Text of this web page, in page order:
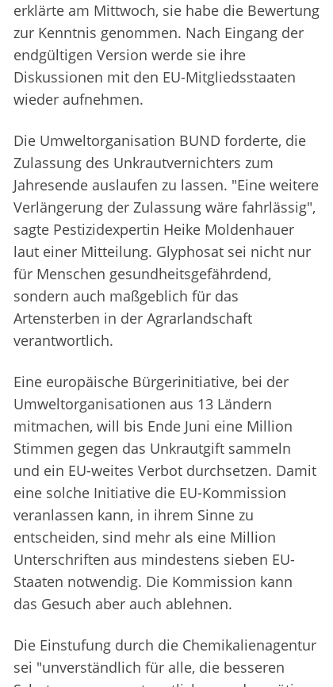
erklärte am Mittwoch, sie habe die Bewertung
zur Kenntnis genommen. Nach Eingang der
endgültigen Version werde sie ihre
Diskussionen mit den EU-Mitgliedsstaaten
wieder aufnehmen.
Die Umweltorganisation BUND forderte, die
Zulassung des Unkrautvernichters zum
Jahresende auslaufen zu lassen. "Eine weitere
Verlängerung der Zulassung wäre fahrlässig",
sagte Pestizidexpertin Heike Moldenhauer
laut einer Mitteilung. Glyphosat sei nicht nur
für Menschen gesundheitsgefährdend,
sondern auch maßgeblich für das
Artensterben in der Agrarlandschaft
verantwortlich.
Eine europäische Bürgerinitiative, bei der
Umweltorganisationen aus 13 Ländern
mitmachen, will bis Ende Juni eine Million
Stimmen gegen das Unkrautgift sammeln
und ein EU-weites Verbot durchsetzen. Damit
eine solche Initiative die EU-Kommission
veranlassen kann, in ihrem Sinne zu
entscheiden, sind mehr als eine Million
Unterschriften aus mindestens sieben EU-
Staaten notwendig. Die Kommission kann
das Gesuch aber auch ablehnen.
Die Einstufung durch die Chemikalienagentur
sei "unverständlich für alle, die besseren